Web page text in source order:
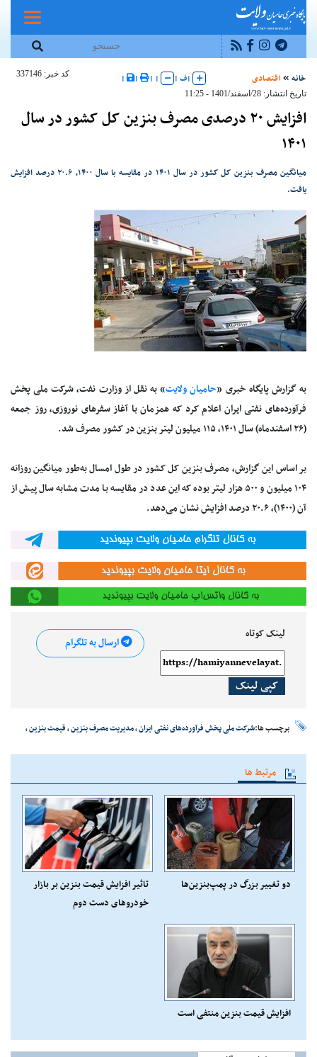
خانه اقتصادی |ف |
|
|
|
|
کد خبر: 337146
تاریخ انتشار: 28/اسفند/1401 - 11:25
افزایش ۲۰ درصدی مصرف بنزین کل کشور در سال
۱۴۰۱
میانگین مصرف بنزین کل کشور در سال ۱۴۰۱ در مقایسه با سال ۱۴۰۰، ۲۰.۶ درصد افزایش
یافت.
به گزارش پایگاه خبری «حامیان ولایت» به نقل از وزارت نفت، شرکت ملی پخش
فرآورده‌های نفتی ایران اعلام کرد که همزمان با آغاز سفرهای نوروزی، روز جمعه
(۲۶ اسفندماه) سال ۱۴۰۱، ۱۱۵ میلیون لیتر بنزین در کشور مصرف شد.
بر اساس این گزارش، مصرف بنزین کل کشور در طول امسال به‌طور میانگین روزانه
۱۰۴ میلیون و ۵۰۰ هزار لیتر بوده که این عدد در مقایسه با مدت مشابه سال پیش از
آن (۱۴۰۰)، ۲۰.۶ درصد افزایش نشان می‌دهد.
لینک کوتاه
کپی لینک
ارسال به تلگرام
برچسب ها:شرکت ملی پخش فرآورده‌های نفتی ایران،مدیریت مصرف بنزین،قیمت بنزین،
مرتبط ها
دو تغییر بزرگ در پمپ‌بنزین‌ها ‌
تاثیر افزایش قیمت بنزین بر بازار
خودروهای دست دوم
افزایش قیمت بنزین منتفی است